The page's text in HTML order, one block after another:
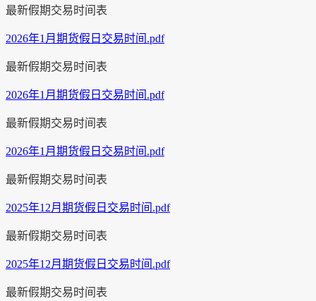
最新假期交易时间表
2026年1月期货假日交易时间.pdf
最新假期交易时间表
2026年1月期货假日交易时间.pdf
最新假期交易时间表
2026年1月期货假日交易时间.pdf
最新假期交易时间表
2025年12月期货假日交易时间.pdf
最新假期交易时间表
2025年12月期货假日交易时间.pdf
最新假期交易时间表